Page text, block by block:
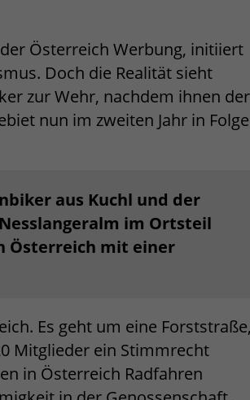
Österreich Werbung, initiiert
Doch die Realität sieht
zur Wehr, nachdem ihnen der
nun im zweiten Jahr in Folge
aus Kuchl und der
im Ortsteil
Österreich mit einer
Es geht um eine
Mitglieder ein Stimmrecht
in Österreich Radfahren